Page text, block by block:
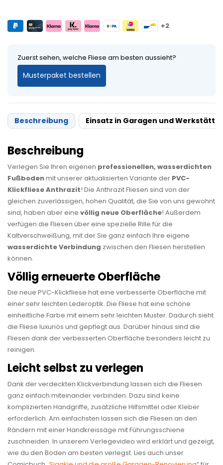
Zuerst sehen, welche Fliese am besten aussieht?
Musterpaket bestellen
+2
Beschreibung Einsatz in Garagen und
Beschreibung
Verlegen Sie Ihren eigenen professionellen, wasserdichten
Fußbodenmit unserer aktualisierten Variante der PVC-
Klickfliese Anthrazit! Die Anthrazit Fliesen sind von der
gleichen zuverlässigen, hohen Qualität, die Sie von uns gewohnt
sind, haben aber eine völlig neue Oberfläche! Außerdem
verfügen die Fliesen über eine spezielle Rille für die
Kaltverschweißung, mit der Sie ganz einfach Ihre eigene
wasserdichte Verbindung zwischen den Fliesen herstellen
können.
Völlig erneuerte Oberfläche
Die neue PVC-Klickfliese hat eine verbesserte Oberfläche mit
einer sehr leichten Lederoptik. Die Fliese hat eine schöne
einheitliche Farbe mit einem sehr leichten Muster. Dadurch sieht
die Fliese luxuriös und gepflegt aus. Darüber hinaus sind die
Fliesen dank der verbesserten Oberfläche besonders leicht zu
reinigen.
Leicht selbst zu verlegen
Dank der verdeckten Klickverbindung lassen sich die Fliesen
ganz einfach miteinander verbinden. Dazu sind keine
komplizierten Handgriffe, zusätzliche Hilfsmittel oder Kleber
erforderlich. Am einfachsten lassen sich die Fliesen an den
Rändern mit einer Handkreissäge mit Führungsschiene
zuschneiden. In unserem Verlegevideo wird erklärt und gezeigt,
wie du den Boden am besten verlegst. Lies auch unser